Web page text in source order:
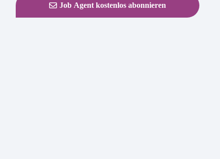
Job Agent kostenlos abonnieren